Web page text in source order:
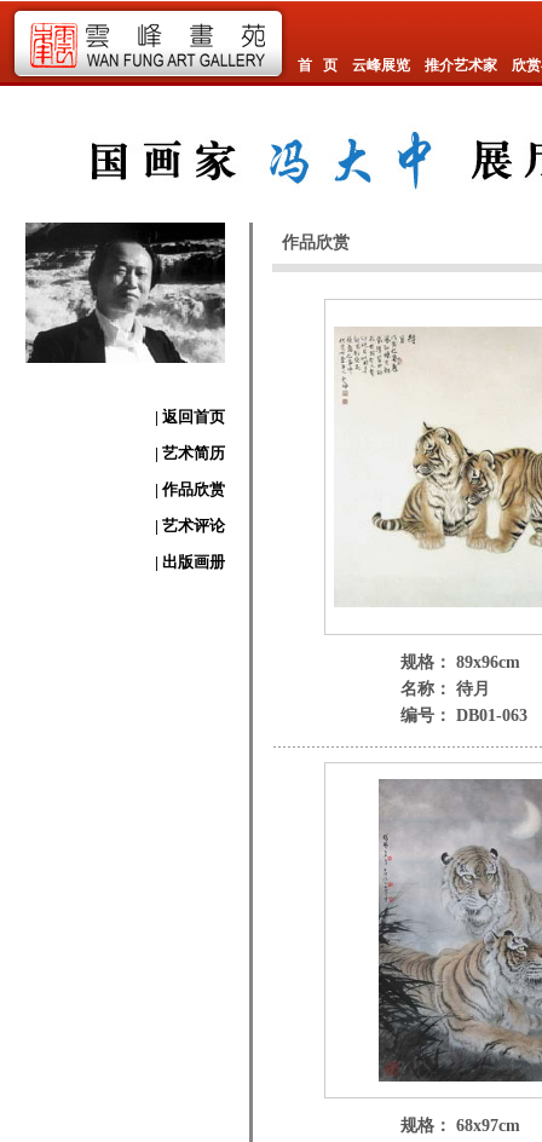
首 页 云峰展览 推介艺术家 欣
| 返回首页
| 艺术简历
| 作品欣赏
| 艺术评论
| 出版画册
作品欣赏
规格： 89x96cm
名称： 待月
编号： DB01-063
规格： 68x97cm